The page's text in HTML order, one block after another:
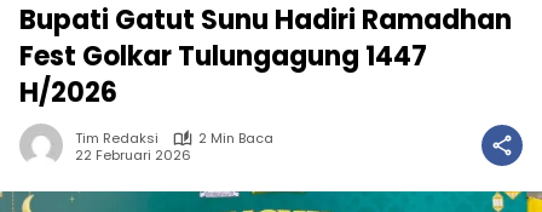
Bupati Gatut Sunu Hadiri Ramadhan
Fest Golkar Tulungagung 1447
H/2026
Tim Redaksi
2 Min Baca
22 Februari 2026